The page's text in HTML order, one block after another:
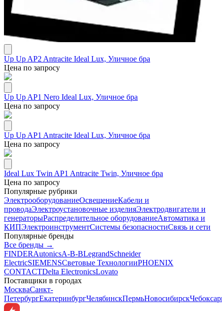
Up Up AP2 Antracite Ideal Lux, Уличное бра
Цена по запросу
Up Up AP1 Nero Ideal Lux, Уличное бра
Цена по запросу
Up Up AP1 Antracite Ideal Lux, Уличное бра
Цена по запросу
Ideal Lux Twin AP1 Antracite Twin, Уличное бра
Цена по запросу
Популярные рубрики
ЭлектрооборудованиеОсвещениеКабели и
проводаЭлектроустановочные изделияЭлектродвигатели и
генераторыРаспределительное оборудованиеАвтоматика и
КИПЭлектроинструментСистемы безопасностиСвязь и сети
Популярные бренды
Все бренды →
FINDERAutonicsA-B-BLegrandSchneider
ElectricSIEMENSСветовые ТехнологииPHOENIX
CONTACTDelta ElectronicsLovato
Поставщики в городах
МоскваСанкт-
ПетербургЕкатеринбургЧелябинскПермьНовосибирск